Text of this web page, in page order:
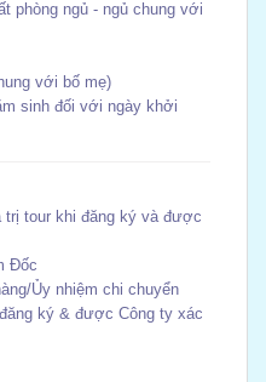
phòng ngủ - ngủ chung với
với bố mẹ)
sinh đối với ngày khởi
tour khi đăng ký và được
Đốc
Ủy nhiệm chi chuyển
ký & được Công ty xác